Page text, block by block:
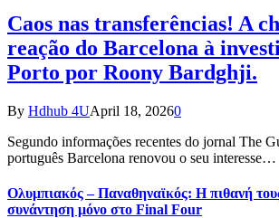
Caos nas transferências! A
reação do Barcelona à
Porto por Roony Bardghji.
By Hdhub 4UApril 18, 20260
Segundo informações recentes do jornal The
português Barcelona renovou o seu interesse…
Ολυμπιακός – Παναθηναϊκός: Η πιθανή
συνάντηση μόνο στο Final Four